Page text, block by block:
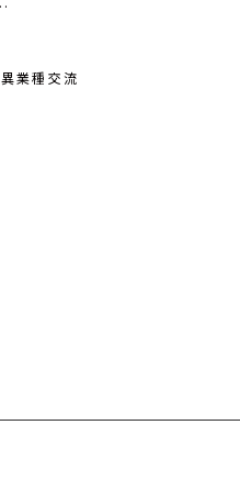
業種交流